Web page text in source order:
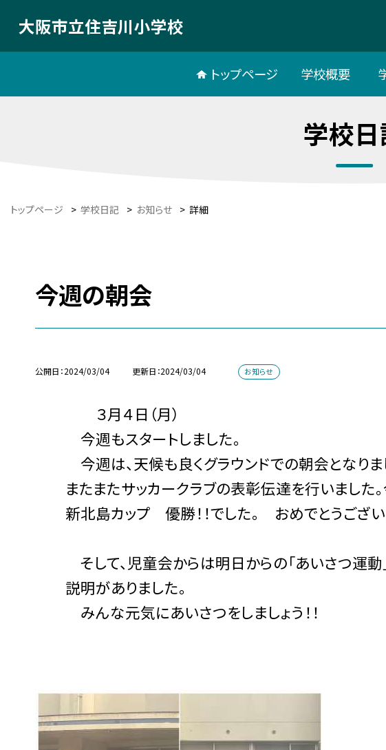
大阪市立住吉川小学校
トップページ 学校概要
学校
トップページ > 学校日記 > お知らせ > 詳細
今週の朝会
公開日 2024/03/04 更新日 2024/03/04 お知らせ
３月４日（月）
今週もスタートしました。
今週は、天候も良くグラウンドでの朝会となりま
またまたサッカークラブの表彰伝達を行いました。
新北島カップ 優勝！！でした。 おめでとうござい
そして、児童会からは明日からの「あいさつ運動
説明がありました。
みんな元気にあいさつをしましょう！！